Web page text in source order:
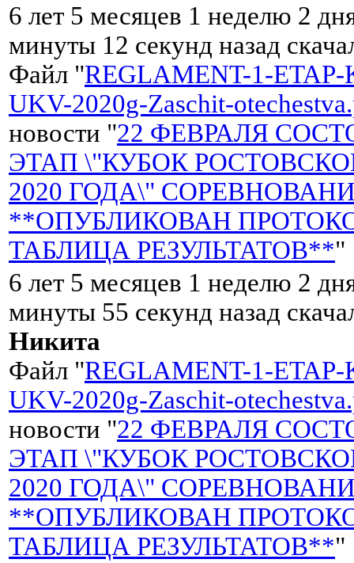
6 лет 5 месяцев 1 неделю 2
минуты 12 секунд назад
Файл "REGLAMENT-1-
UKV-2020g-Zaschit-
новости "22 ФЕВРАЛЯ
ЭТАП \"КУБОК
2020 ГОДА\"
**ОПУБЛИКОВАН
ТАБЛИЦА РЕЗУЛЬТАТОВ**"
6 лет 5 месяцев 1 неделю 2
минуты 55 секунд назад
Никита
Файл "REGLAMENT-1-
UKV-2020g-Zaschit-
новости "22 ФЕВРАЛЯ
ЭТАП \"КУБОК
2020 ГОДА\"
**ОПУБЛИКОВАН
ТАБЛИЦА РЕЗУЛЬТАТОВ**"